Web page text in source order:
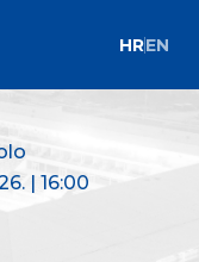
HREN
| 16:00